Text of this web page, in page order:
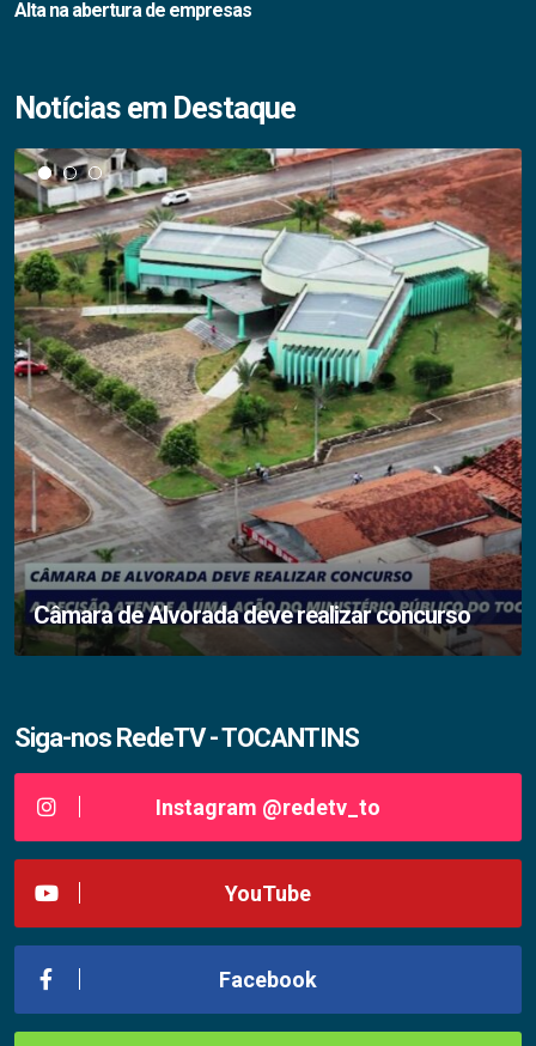
Alta na abertura de empresas
Notícias em Destaque
Câmara de Alvorada deve realizar concurso
Siga-nos RedeTV - TOCANTINS
Instagram @redetv_to
YouTube
Facebook